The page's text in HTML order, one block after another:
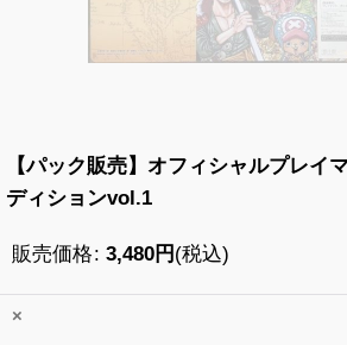
【パック販売】オフィシャルプレイ
ディションvol.1
販売価格: 3,480円 (税込)
×